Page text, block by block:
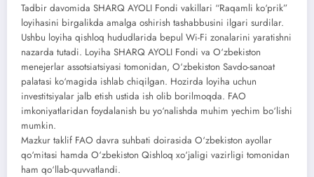
Tadbir davomida SHARQ AYOLI Fondi vakillari “Raqamli ko‘prik”
loyihasini birgalikda amalga oshirish tashabbusini ilgari surdilar.
Ushbu loyiha qishloq hududlarida bepul Wi-Fi zonalarini yaratishni
nazarda tutadi. Loyiha SHARQ AYOLI Fondi va O‘zbekiston
menejerlar assotsiatsiyasi tomonidan, O‘zbekiston Savdo-sanoat
palatasi ko‘magida ishlab chiqilgan. Hozirda loyiha uchun
investitsiyalar jalb etish ustida ish olib borilmoqda. FAO
imkoniyatlaridan foydalanish bu yo‘nalishda muhim yechim bo‘lishi
mumkin.
Mazkur taklif FAO davra suhbati doirasida O‘zbekiston ayollar
qo‘mitasi hamda O‘zbekiston Qishloq xo‘jaligi vazirligi tomonidan
ham qo‘llab-quvvatlandi.